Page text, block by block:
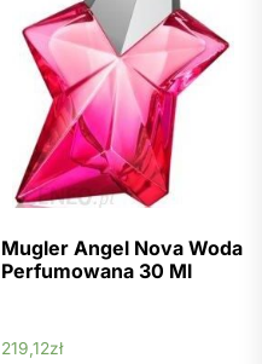
Mugler Angel Nova Woda
Perfumowana 30 Ml
219,12zł